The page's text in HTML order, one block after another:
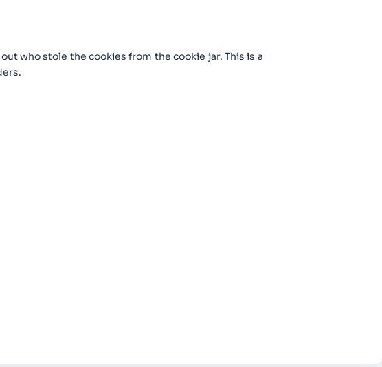
who stole the cookies from the cookie jar. This is a